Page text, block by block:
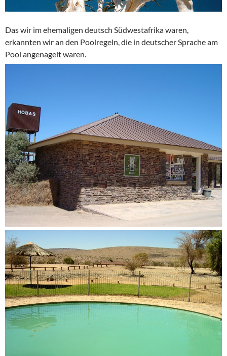
Das wir im ehemaligen deutsch Südwestafrika waren,
erkannten wir an den Poolregeln, die in deutscher Sprache am
Pool angenagelt waren.